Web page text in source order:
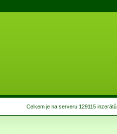
Celkem je na serveru 129115 inzerátů.